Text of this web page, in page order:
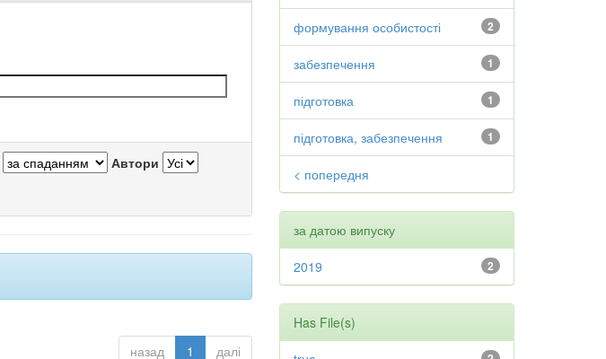
Автори
назад 1 далі
2
формування особистості
1
забезпечення
1
підготовка
1
підготовка, забезпечення
< попередня
за датою випуску
2
2019
Has File(s)